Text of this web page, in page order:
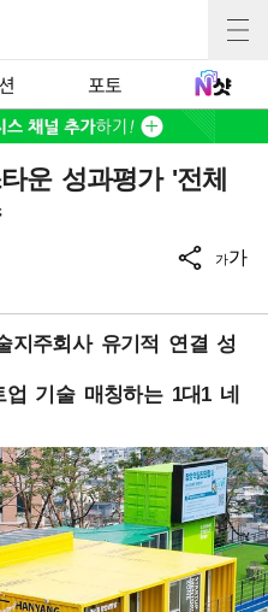
포토
운 성과평가 '전체
가가
지주회사 유기적 연결 성
기술 매칭하는 1대1 네